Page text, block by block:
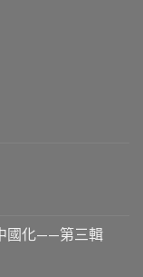
國化——第三輯